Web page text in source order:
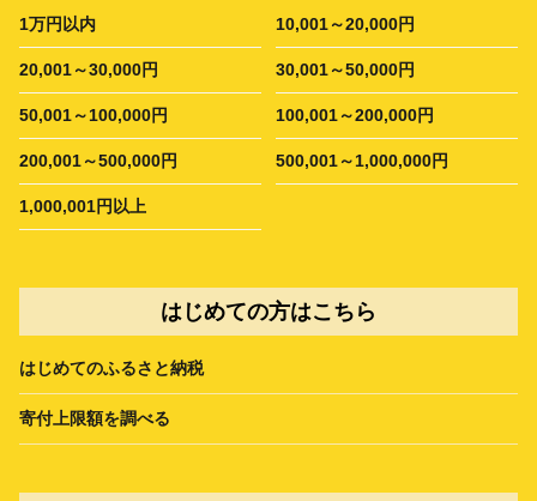
1万円以内 10,001～20,000円
20,001～30,000円 30,001～50,000円
50,001～100,000円 100,001～200,000円
200,001～500,000円 500,001～1,000,000円
1,000,001円以上
はじめての方はこちら
はじめてのふるさと納税
寄付上限額を調べる